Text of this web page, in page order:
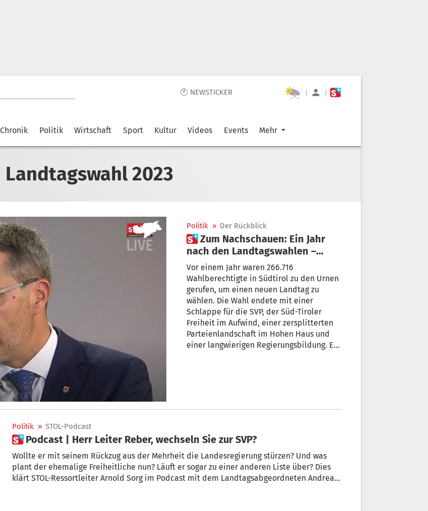
🕙 NEWSTICKER | |
Chronik Politik Wirtschaft Sport Kultur Videos Events Mehr
Landtagswahl 2023
Politik » Der Rückblick
 Zum Nachschauen: Ein Jahr
nach den Landtagswahlen –
Zahlen und Fakten
Vor einem Jahr waren 266.716
Wahlberechtigte in Südtirol zu den Urnen
gerufen, um einen neuen Landtag zu
wählen. Die Wahl endete mit einer
Schlappe für die SVP, der Süd-Tiroler
Freiheit im Aufwind, einer zersplitterten
Parteienlandschaft im Hohen Haus und
einer langwierigen Regierungsbildung. Ein
Politik » STOL-Podcast
 Podcast | Herr Leiter Reber, wechseln Sie zur SVP?
Wollte er mit seinem Rückzug aus der Mehrheit die Landesregierung stürzen? Und was
plant der ehemalige Freiheitliche nun? Läuft er sogar zu einer anderen Liste über? Dies
klärt STOL-Ressortleiter Arnold Sorg im Podcast mit dem Landtagsabgeordneten Andreas